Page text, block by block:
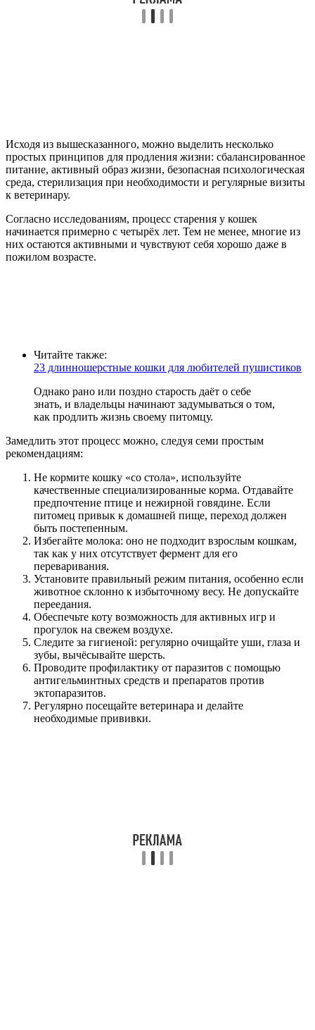
Исходя из вышесказанного, можно выделить несколько
простых принципов для продления жизни: сбалансированное
питание, активный образ жизни, безопасная психологическая
среда, стерилизация при необходимости и регулярные визиты
к ветеринару.
Согласно исследованиям, процесс старения у кошек
начинается примерно с четырёх лет. Тем не менее, многие из
них остаются активными и чувствуют себя хорошо даже в
пожилом возрасте.
Читайте также:
23 длинношерстные кошки для любителей пушистиков
Однако рано или поздно старость даёт о себе
знать, и владельцы начинают задумываться о том,
как продлить жизнь своему питомцу.
Замедлить этот процесс можно, следуя семи простым
рекомендациям:
Не кормите кошку «со стола», используйте
качественные специализированные корма. Отдавайте
предпочтение птице и нежирной говядине. Если
питомец привык к домашней пище, переход должен
быть постепенным.
Избегайте молока: оно не подходит взрослым кошкам,
так как у них отсутствует фермент для его
переваривания.
Установите правильный режим питания, особенно если
животное склонно к избыточному весу. Не допускайте
переедания.
Обеспечьте коту возможность для активных игр и
прогулок на свежем воздухе.
Следите за гигиеной: регулярно очищайте уши, глаза и
зубы, вычёсывайте шерсть.
Проводите профилактику от паразитов с помощью
антигельминтных средств и препаратов против
эктопаразитов.
Регулярно посещайте ветеринара и делайте
необходимые прививки.